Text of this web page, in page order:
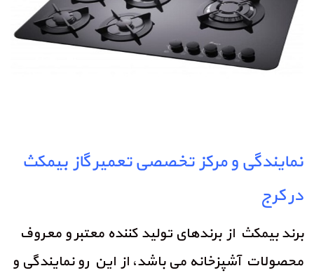
نمایندگی و مرکز تخصصی تعمیر گاز بیمکث
در کرج
برند بیمکث از برندهای تولید کننده معتبر و معروف
محصولات آشپزخانه می باشد، از این رو نمایندگی و